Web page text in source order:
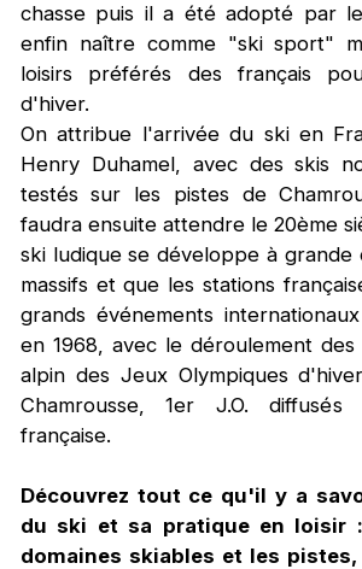
chasse puis il a été adopté par
enfin naître comme "ski sport"
loisirs préférés des français
d'hiver.
On attribue l'arrivée du ski en
Henry Duhamel, avec des skis
testés sur les pistes de
faudra ensuite attendre le 20ème
ski ludique se développe à grande
massifs et que les stations
grands événements
en 1968, avec le déroulement
alpin des Jeux Olympiques
Chamrousse, 1er J.O.
française.
Découvrez tout ce qu'il y a
du ski et sa pratique en loisir
domaines skiables et les